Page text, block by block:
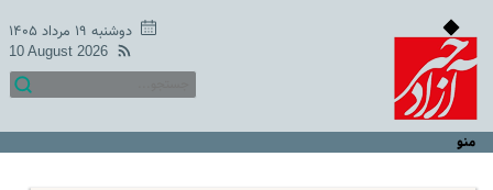
دوشنبه ۱۹ مرداد ۱۴۰۵
10 August 2026
منو